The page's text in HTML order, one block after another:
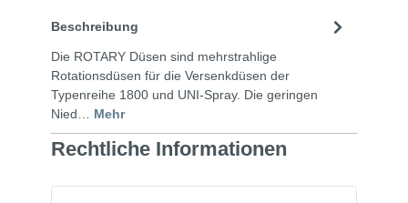
Beschreibung
Die ROTARY Düsen sind mehrstrahlige
Rotationsdüsen für die Versenkdüsen der
Typenreihe 1800 und UNI-Spray. Die geringen
Nied… Mehr
Rechtliche Informationen